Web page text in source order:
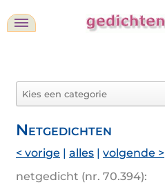
Netgedichten
< vorige | alles | volgende >
netgedicht (nr. 70.394):